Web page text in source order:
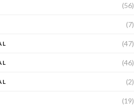
(56)
(7)
(47)
(46)
(2)
(19)